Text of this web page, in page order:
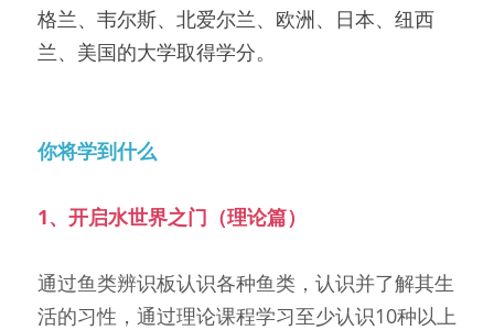
格兰、韦尔斯、北爱尔兰、欧洲、日本、纽西
兰、美国的大学取得学分。
你将学到什么
1、开启水世界之门（理论篇）
通过鱼类辨识板认识各种鱼类，认识并了解其生
活的习性，通过理论课程学习至少认识10种以上